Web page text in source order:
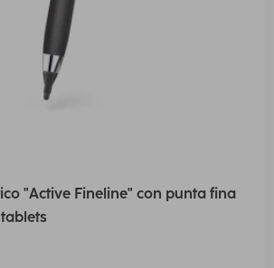
"Active Fineline" con punta fina